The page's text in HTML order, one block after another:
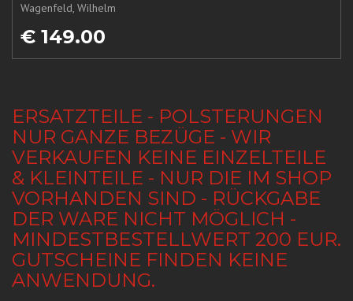
Wagenfeld, Wilhelm
€ 149.00
ERSATZTEILE - POLSTERUNGEN
NUR GANZE BEZÜGE - WIR
VERKAUFEN KEINE EINZELTEILE
& KLEINTEILE - NUR DIE IM SHOP
VORHANDEN SIND - RÜCKGABE
DER WARE NICHT MÖGLICH -
MINDESTBESTELLWERT 200 EUR.
GUTSCHEINE FINDEN KEINE
ANWENDUNG.